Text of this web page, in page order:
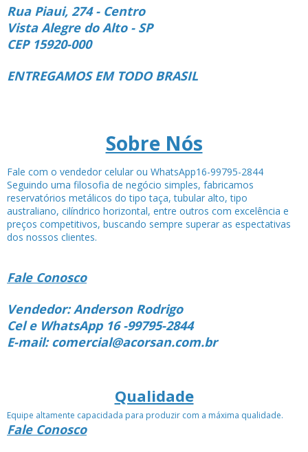
Rua Piaui, 274 - Centro
Vista Alegre do Alto - SP
CEP 15920-000
ENTREGAMOS EM TODO BRASIL
Sobre Nós
Fale com o vendedor celular ou WhatsApp16-99795-2844
Seguindo uma filosofia de negócio simples, fabricamos
reservatórios metálicos do tipo taça, tubular alto, tipo
australiano, cilíndrico horizontal, entre outros com excelência e
preços competitivos, buscando sempre superar as espectativas
dos nossos clientes.
Fale Conosco
Vendedor: Anderson Rodrigo
Cel e WhatsApp 16 -99795-2844
E-mail: comercial@acorsan.com.br
Qualidade
Equipe altamente capacidada para produzir com a máxima qualidade.
Fale Conosco